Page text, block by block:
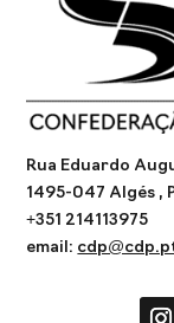
Rua Eduardo
1495-047 Algés ,
+351 214113975
email: